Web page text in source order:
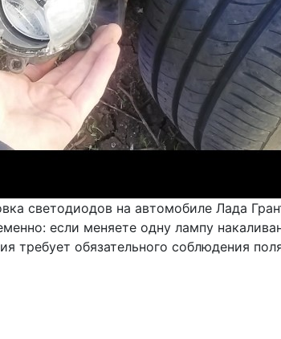
светодиодов на автомобиле Лада
если меняете одну лампу
требует обязательного соблюдения